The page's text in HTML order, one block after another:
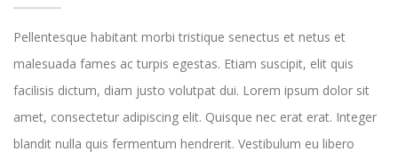
Pellentesque habitant morbi tristique senectus et netus et
malesuada fames ac turpis egestas. Etiam suscipit, elit quis
facilisis dictum, diam justo volutpat dui. Lorem ipsum dolor sit
amet, consectetur adipiscing elit. Quisque nec erat erat. Integer
blandit nulla quis fermentum hendrerit. Vestibulum eu libero